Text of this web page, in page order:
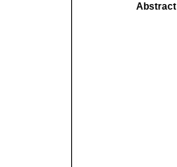
Abstract